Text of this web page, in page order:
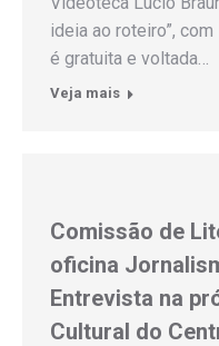
ideia ao roteiro”,
é gratuita e voltada…
Veja mais
Comissão de
oficina
Entrevista na
Cultural do